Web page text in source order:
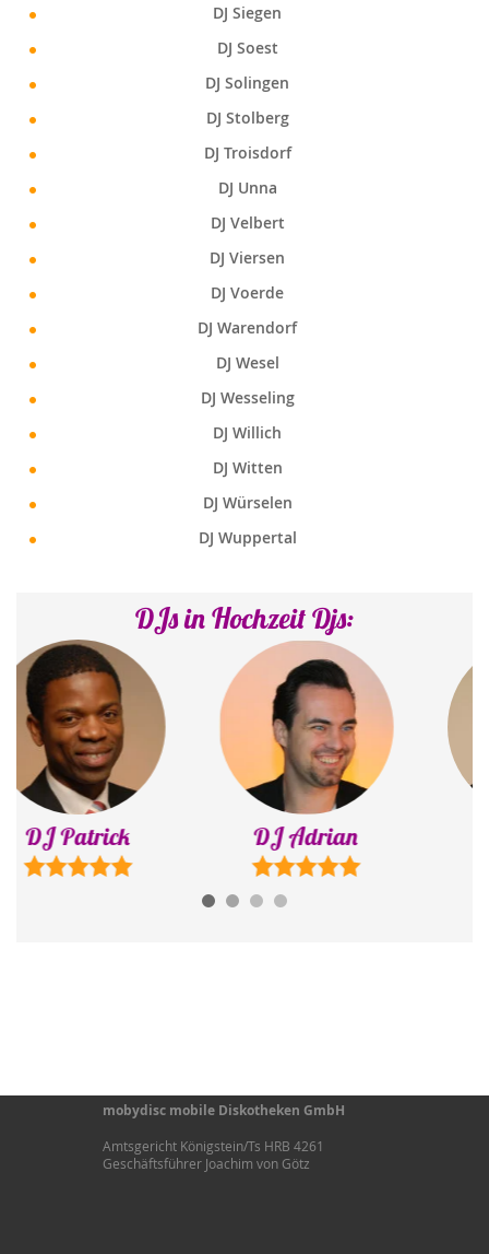
DJ Siegen
DJ Soest
DJ Solingen
DJ Stolberg
DJ Troisdorf
DJ Unna
DJ Velbert
DJ Viersen
DJ Voerde
DJ Warendorf
DJ Wesel
DJ Wesseling
DJ Willich
DJ Witten
DJ Würselen
DJ Wuppertal
DJs in Hochzeit Djs:
DJ Adrian DJ Justin
mobydisc mobile Diskotheken GmbH
Amtsgericht Königstein/Ts HRB 4261
Geschäftsführer Joachim von Götz